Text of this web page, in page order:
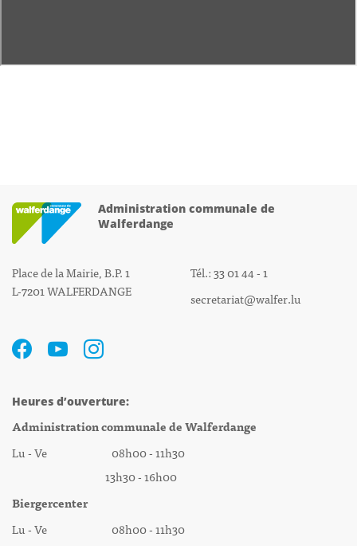
Administration communale de
Walferdange
Place de la Mairie, B.P. 1
L-7201 WALFERDANGE
Tél.: 33 01 44 - 1
secretariat@walfer.lu
Heures d’ouverture:
Administration communale de Walferdange
Lu - Ve 08h00 - 11h30
13h30 - 16h00
Biergercenter
Lu - Ve 08h00 - 11h30